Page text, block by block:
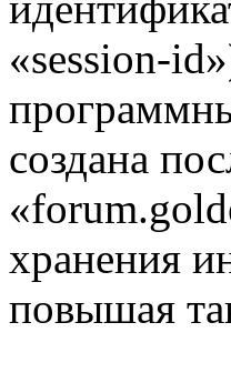
«session-
создана
хранения
повышая